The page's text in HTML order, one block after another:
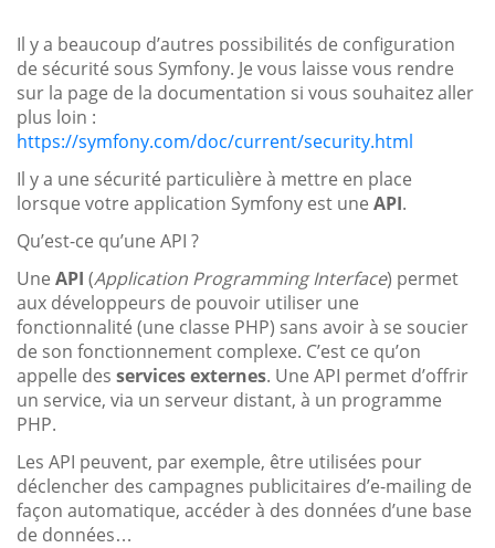
Il y a beaucoup d’autres possibilités de configuration
de sécurité sous Symfony. Je vous laisse vous rendre
sur la page de la documentation si vous souhaitez aller
plus loin :
https://symfony.com/doc/current/security.html
Il y a une sécurité particulière à mettre en place
lorsque votre application Symfony est une API.
Qu’est-ce qu’une API ?
Une API (Application Programming Interface) permet
aux développeurs de pouvoir utiliser une
fonctionnalité (une classe PHP) sans avoir à se soucier
de son fonctionnement complexe. C’est ce qu’on
appelle des services externes. Une API permet d’offrir
un service, via un serveur distant, à un programme
PHP.
Les API peuvent, par exemple, être utilisées pour
déclencher des campagnes publicitaires d’e-mailing de
façon automatique, accéder à des données d’une base
de données…